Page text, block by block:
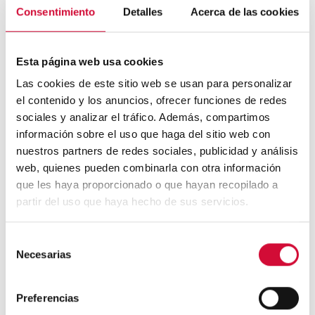
Consentimiento Detalles Acerca de las cookies
Esta página web usa cookies
Las cookies de este sitio web se usan para personalizar
el contenido y los anuncios, ofrecer funciones de redes
sociales y analizar el tráfico. Además, compartimos
información sobre el uso que haga del sitio web con
nuestros partners de redes sociales, publicidad y análisis
web, quienes pueden combinarla con otra información
que les haya proporcionado o que hayan recopilado a
partir del uso que haya hecho de sus servicios.
Necesarias
Preferencias
importante llevar a cabo a través de la formación
específica para profesionales que se mueven en el
Esto es especialmente importante en agricultores y
ganaderos, que en ocasiones, debido a quemas mal
controladas, pueden cometer
negligencias que den
lugar a incendios forestales
En este sentido, la formación específica en prevención
de incendios ha sido clave para que muchas empresas
en el sector agrícola puedan aplicar medidas de
seguridad, aplicando unos
procedimientos para la
pequeños incendios, muchas empresas en el sector
agrícola han podido evitar males mayores debido a